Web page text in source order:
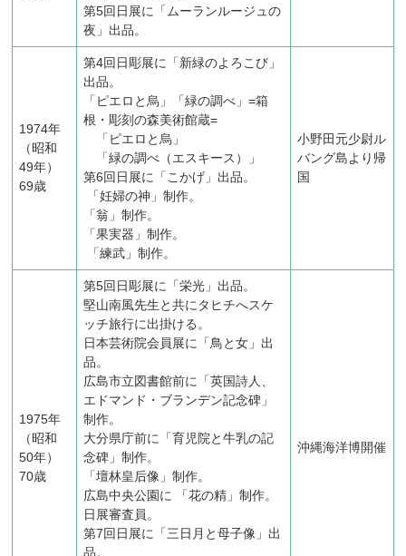
第5回日展に「ムーランルージュの
夜」出品。
1974年
（昭和
49年）
69歳
第4回日彫展に「新緑のよろこび」
出品。
「ピエロと烏」「緑の調べ」=箱
根・彫刻の森美術館蔵=
「ピエロと烏」
「緑の調べ（エスキース）」
第6回日展に「こかげ」出品。
「妊婦の神」制作。
「翁」制作。
「果実器」制作。
「練武」制作。
小野田元少尉ル
バング島より帰
国
1975年
（昭和
50年）
70歳
第5回日彫展に「栄光」出品。
堅山南風先生と共にタヒチへスケ
ッチ旅行に出掛ける。
日本芸術院会員展に「鳥と女」出
品。
広島市立図書館前に「英国詩人、
エドマンド・ブランデン記念碑」
制作。
大分県庁前に「育児院と牛乳の記
念碑」制作。
「壇林皇后像」制作。
広島中央公園に 「花の精」制作。
日展審査員。
第7回日展に「三日月と母子像」出
品。
沖縄海洋博開催